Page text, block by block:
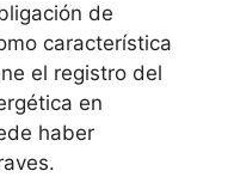
de
característica
el registro del
en
haber